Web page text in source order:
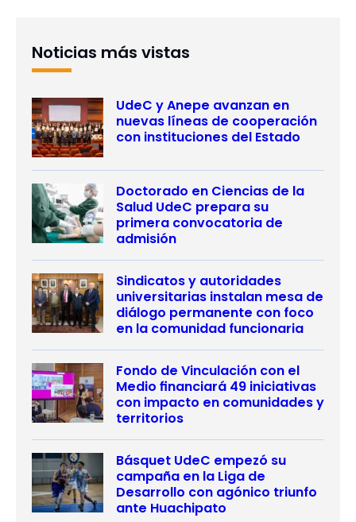
Noticias más vistas
UdeC y Anepe avanzan en
nuevas líneas de cooperación
con instituciones del Estado
Doctorado en Ciencias de la
Salud UdeC prepara su
primera convocatoria de
admisión
Sindicatos y autoridades
universitarias instalan mesa de
diálogo permanente con foco
en la comunidad funcionaria
Fondo de Vinculación con el
Medio financiará 49 iniciativas
con impacto en comunidades y
territorios
Básquet UdeC empezó su
campaña en la Liga de
Desarrollo con agónico triunfo
ante Huachipato